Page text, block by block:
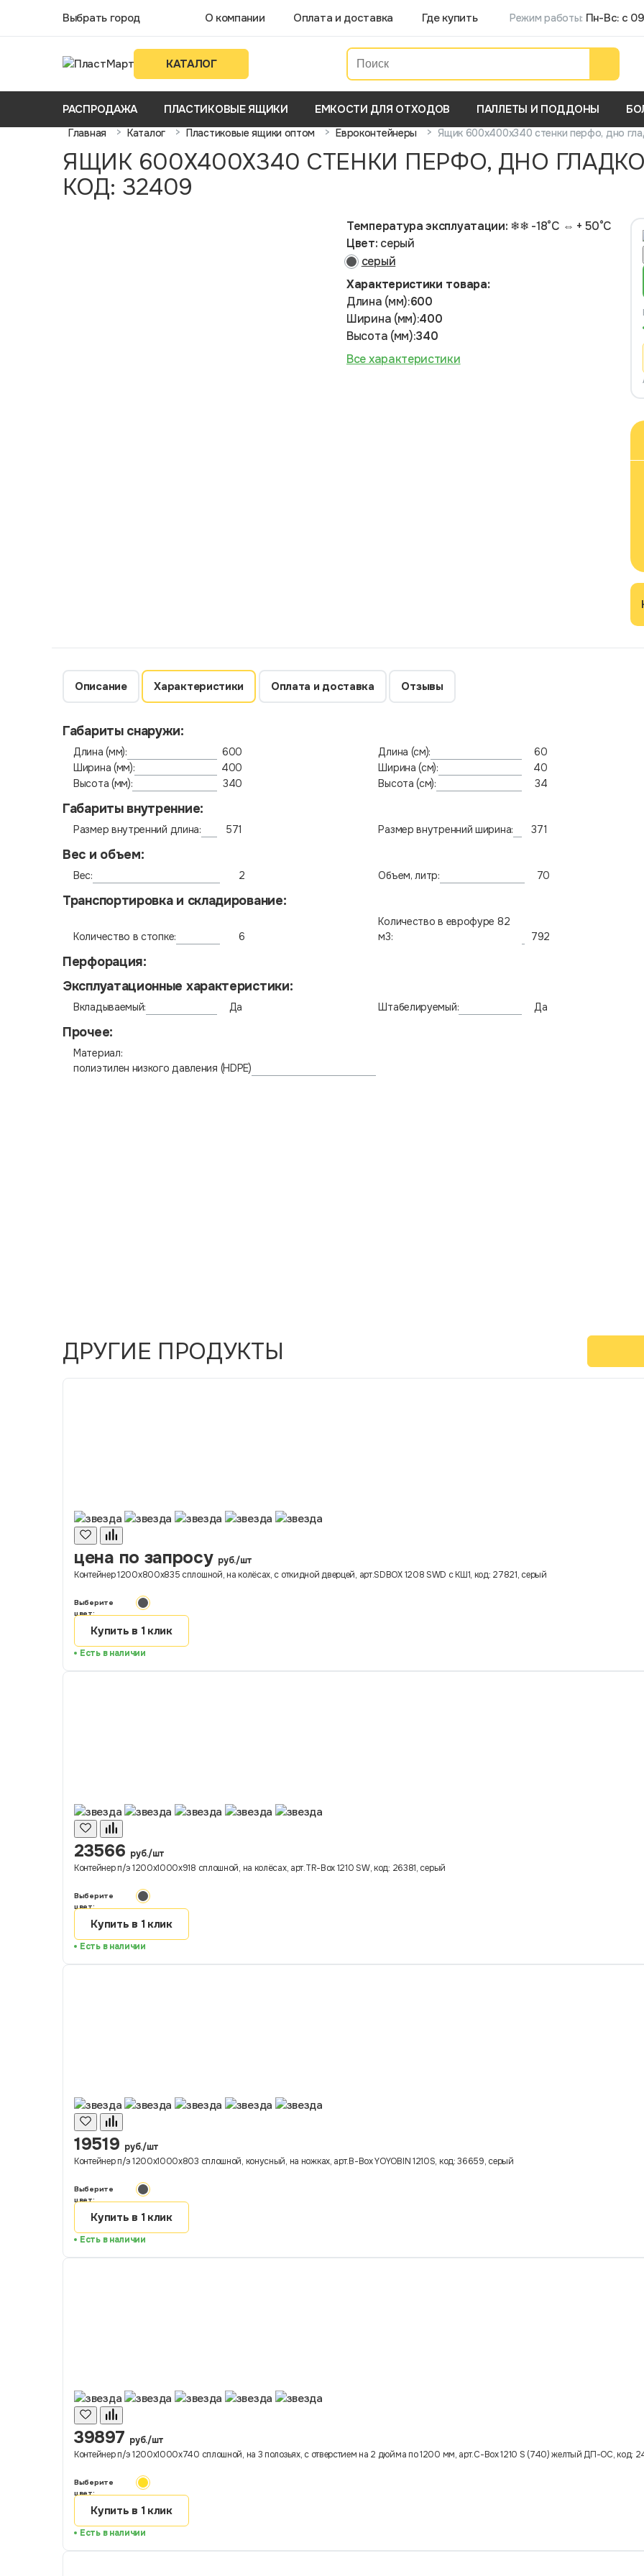
Выбрать город О компании Оплата и доставка Где купить Режим работы: Пн-Вс: с
КАТАЛОГ
РАСПРОДАЖА ПЛАСТИКОВЫЕ ЯЩИКИ ЕМКОСТИ ДЛЯ ОТХОДОВ ПАЛЛЕТЫ И ПОДДОНЫ
Главная > Каталог > Пластиковые ящики оптом > Евроконтейнеры > Ящик 600х400х340 стенки перфо, дно
ЯЩИК 600Х400Х340 СТЕНКИ ПЕРФО, ДНО
КОД: 32409
Температура эксплуатации: ❄❄ -18°С ⇔ + 50°С
Цвет: серый
серый
Характеристики товара:
Длина (мм):600
Ширина (мм):400
Высота (мм):340
Все характеристики
Описание Характеристики Оплата и доставка Отзывы
Габариты снаружи:
Длина (мм): 600 Длина (см):
60
Ширина (мм):
400 Ширина (см):
40
Высота (мм):
340 Высота (см): 34
Габариты внутренние:
Размер внутренний длина: 571 Размер внутренний ширина: 371
Вес и объем:
Вес: 2 Объем, литр: 70
Транспортировка и складирование:
Количество в стопке: 6
Количество в еврофуре 82
м3:
792
Перфорация:
Эксплуатационные характеристики:
Вкладываемый: Да Штабелируемый: Да
Прочее:
Материал:
полиэтилен низкого давления (HDPE)
ДРУГИЕ ПРОДУКТЫ
цена по запросу руб./шт
Контейнер 1200х800х835 сплошной, на колёсах, с откидной дверцей, арт.SDBOX 1208 SWD с КШ1, код: 27821, серый
Выберите
цвет:
Купить в 1 клик
Есть в наличии
23566 руб./шт
Контейнер п/э 1200х1000х918 сплошной, на колёсах, арт.TR-Box 1210 SW, код: 26381, серый
Выберите
цвет:
Купить в 1 клик
Есть в наличии
19519 руб./шт
Контейнер п/э 1200х1000х803 сплошной, конусный, на ножках, арт.B-Box YOYOBIN 1210S, код: 36659, серый
Выберите
цвет:
Купить в 1 клик
Есть в наличии
39897 руб./шт
Контейнер п/э 1200х1000х740 сплошной, на 3 полозьях, с отверстием на 2 дюйма по 1200 мм, арт.C-Box 1210 S (740) желтый ДП-ОС, код:
Выберите
цвет:
Купить в 1 клик
Есть в наличии